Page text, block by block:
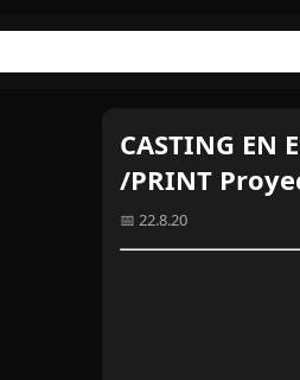
CASTING
/PRINT
📅 22.8.20